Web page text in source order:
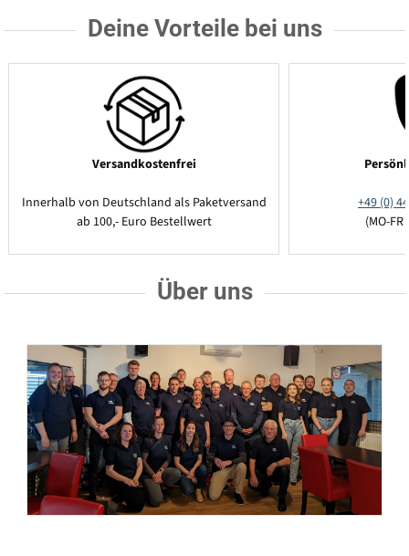
Deine Vorteile bei uns
Versandkostenfrei
Innerhalb von Deutschland als Paketversand
ab 100,- Euro Bestellwert
+49 (0)
(MO-
Über uns